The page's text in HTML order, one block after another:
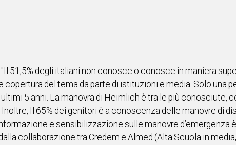
"Il 51,5% degli italiani non conosce o conosce in maniera
copertura del tema da parte di istituzioni e media. Solo una
5 anni. La manovra di Heimlich è tra le più conosciute,
Il 65% dei genitori è a conoscenza delle manovre di
e sensibilizzazione sulle manovre d’emergenza
collaborazione tra Credem e Almed (Alta Scuola in